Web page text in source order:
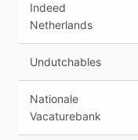
Indeed
Netherlands
Undutchables
Nationale
Vacaturebank